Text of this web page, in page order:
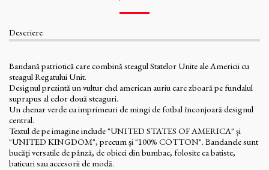
Descriere
Bandană patriotică care combină steagul Statelor Unite ale Americii cu
steagul Regatului Unit.
Designul prezintă un vultur chel american auriu care zboară pe fundalul
suprapus al celor două steaguri.
Un chenar verde cu imprimeuri de mingi de fotbal înconjoară designul
central.
Textul de pe imagine include "UNITED STATES OF AMERICA" și
"UNITED KINGDOM", precum și "100% COTTON". Bandanele sunt
bucăți versatile de pânză, de obicei din bumbac, folosite ca batiste,
baticuri sau accesorii de modă.